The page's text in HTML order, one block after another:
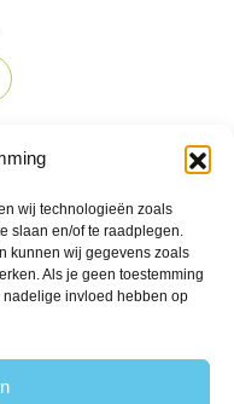
wij technologieën zoals
slaan en/of te raadplegen.
kunnen wij gegevens zoals
Als je geen toestemming
nadelige invloed hebben op
Amersfoort